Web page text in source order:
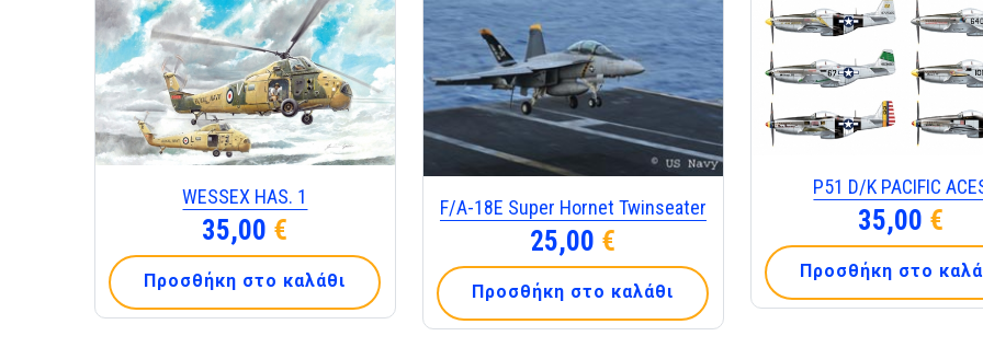
WESSEX HAS. 1
35,00 €
Προσθήκη στο καλάθι
F/A-18E Super Hornet Twinseater
25,00 €
Προσθήκη στο καλάθι
Ρ51 D/K PACIFIC
35,00 €
Προσθήκη στο